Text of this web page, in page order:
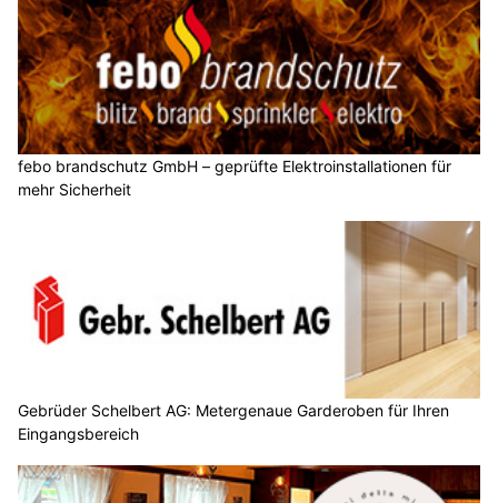
febo brandschutz GmbH – geprüfte Elektroinstallationen für
mehr Sicherheit
Gebrüder Schelbert AG: Metergenaue Garderoben für Ihren
Eingangsbereich